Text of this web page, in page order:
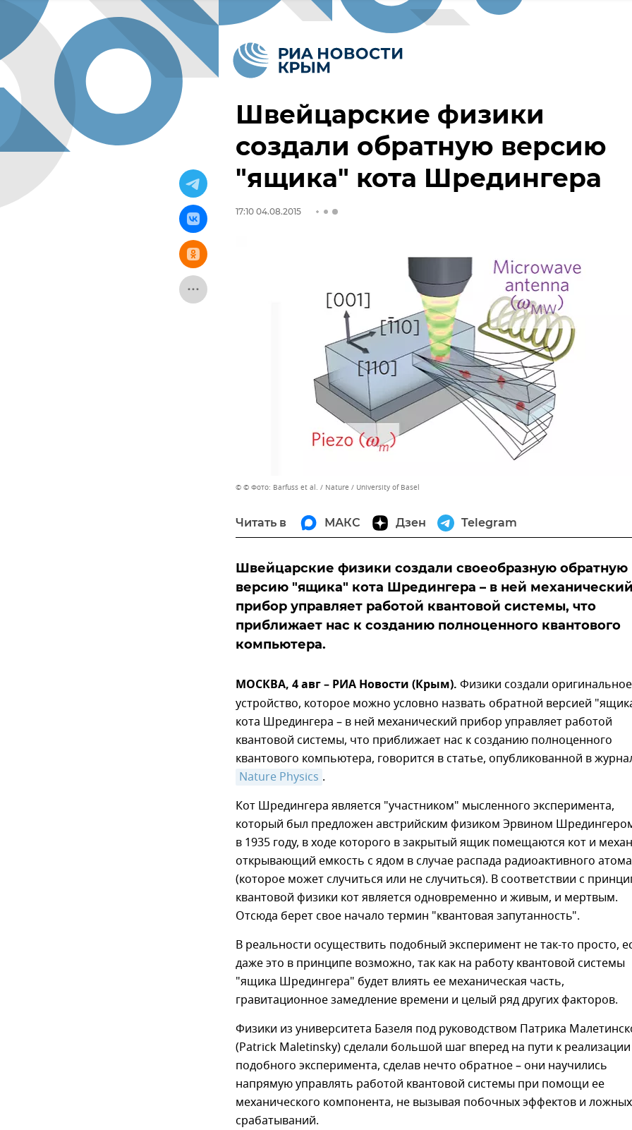
Швейцарские физики
создали обратную версию
"ящика" кота Шредингера
17:10 04.08.2015
© © Фото: Barfuss et al. / Nature / University of Basel
Читать в МАКС Дзен Telegram
Швейцарские физики создали своеобразную обратную
версию "ящика" кота Шредингера – в ней механический
прибор управляет работой квантовой системы, что
приближает нас к созданию полноценного квантового
компьютера.
МОСКВА, 4 авг – РИА Новости (Крым). Физики создали оригинальное
устройство, которое можно условно назвать обратной версией
кота Шредингера – в ней механический прибор управляет работой
квантовой системы, что приближает нас к созданию полноценного
квантового компьютера, говорится в статье, опубликованной в
Nature Physics .
Кот Шредингера является "участником" мысленного эксперимента,
который был предложен австрийским физиком Эрвином
в 1935 году, в ходе которого в закрытый ящик помещаются кот и
открывающий емкость с ядом в случае распада радиоактивного атома
(которое может случиться или не случиться). В соответствии с
квантовой физики кот является одновременно и живым, и мертвым.
Отсюда берет свое начало термин "квантовая запутанность".
В реальности осуществить подобный эксперимент не так-то просто,
даже это в принципе возможно, так как на работу квантовой системы
"ящика Шредингера" будет влиять ее механическая часть,
гравитационное замедление времени и целый ряд других факторов.
Физики из университета Базеля под руководством Патрика
(Patrick Maletinsky) сделали большой шаг вперед на пути к реализации
подобного эксперимента, сделав нечто обратное – они научились
напрямую управлять работой квантовой системы при помощи ее
механического компонента, не вызывая побочных эффектов и ложных
срабатываний.